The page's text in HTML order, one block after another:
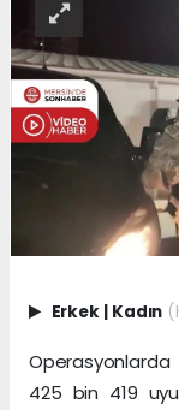
Erkek | Kadın
425 bin 419